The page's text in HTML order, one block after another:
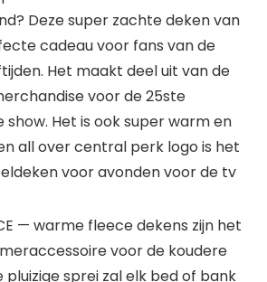
Deze super zachte deken van
cadeau voor fans van de
Het maakt deel uit van de
voor de 25ste
Het is ook super warm en
all over central perk logo is het
voor avonden voor de tv
— warme fleece dekens zijn het
voor de koudere
pluizige sprei zal elk bed of bank